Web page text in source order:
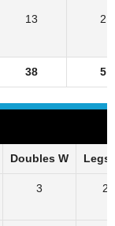
13 2
38 5
Doubles W Legs
3 27